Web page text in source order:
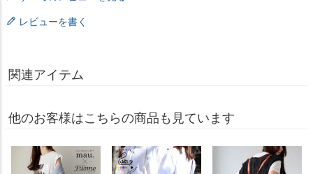
レビューを書く
関連アイテム
他のお客様はこちらの商品も見ています